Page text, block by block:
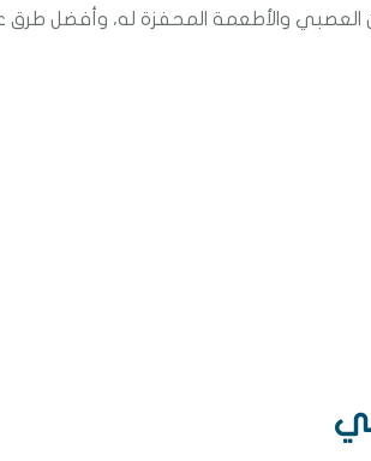
والأطعمة المحفزة له، وأفضل طرق